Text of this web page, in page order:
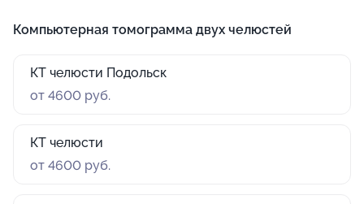
Компьютерная томограмма двух челюстей
КТ челюсти Подольск
от 4600 руб.
КТ челюсти
от 4600 руб.